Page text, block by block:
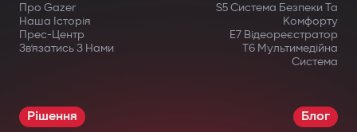
Про Gazer
Наша Історія
Прес-Центр
Зв’язатись З Нами
S5 Система Безпеки Та
Комфорту
E7 Відеореєстратор
T6 Мультимедійна
Система
Рішення Блог